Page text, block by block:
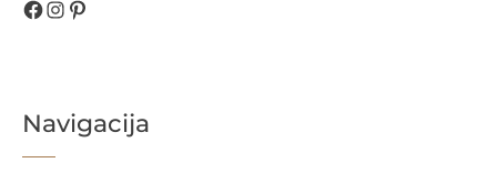
Facebook
Instagram
Pinterest
Navigacija